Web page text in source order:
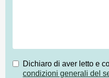
Dichiaro di aver letto e
condizioni generali del